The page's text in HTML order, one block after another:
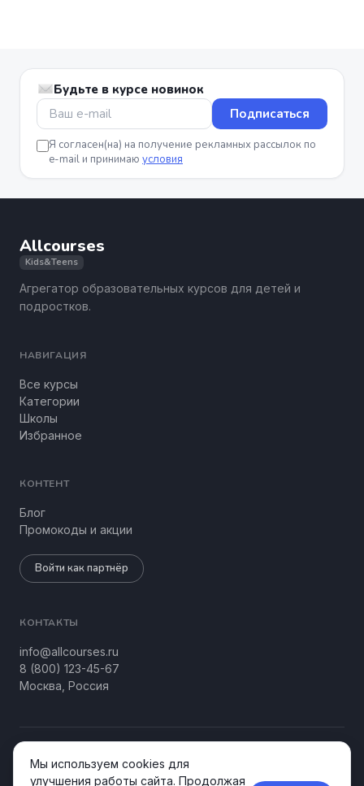
Будьте в курсе новинок
Подписаться
Я согласен(на) на получение рекламных рассылок по
e-mail и принимаю условия
Allcourses
Kids&Teens
Агрегатор образовательных курсов для детей и
подростков.
НАВИГАЦИЯ
Все курсы
Категории
Школы
Избранное
КОНТЕНТ
Блог
Промокоды и акции
Войти как партнёр
КОНТАКТЫ
info@allcourses.ru
8 (800) 123-45-67
Москва, Россия
КонфиденциальностьСоглашение
Мы используем cookies для
улучшения работы сайта. Продолжая